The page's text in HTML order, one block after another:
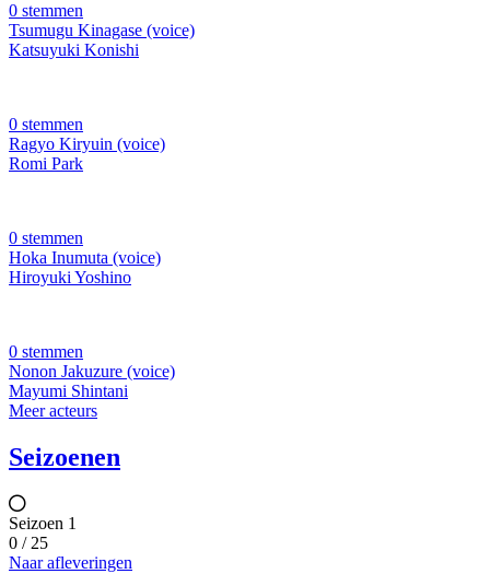
0 stemmen
Tsumugu Kinagase (voice)
Katsuyuki Konishi
0 stemmen
Ragyo Kiryuin (voice)
Romi Park
0 stemmen
Hoka Inumuta (voice)
Hiroyuki Yoshino
0 stemmen
Nonon Jakuzure (voice)
Mayumi Shintani
Meer acteurs
Seizoenen
Seizoen 1
0 / 25
Naar afleveringen